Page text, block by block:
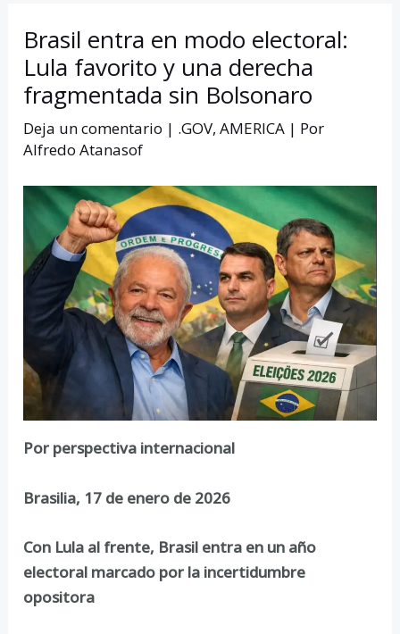
Brasil entra en modo electoral:
Lula favorito y una derecha
fragmentada sin Bolsonaro
Deja un comentario | .GOV,AMERICA | Por
Alfredo Atanasof
Por perspectiva internacional
Brasilia, 17 de enero de 2026
Con Lula al frente, Brasil entra en un año
electoral marcado por la incertidumbre
opositora